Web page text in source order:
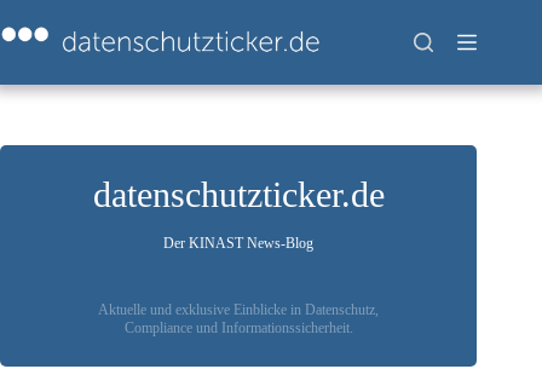
Inhalt
springen
datenschutzticker.de
Der KINAST News-Blog
Aktuelle und exklusive Einblicke in Datenschutz,
Compliance und Informationssicherheit.